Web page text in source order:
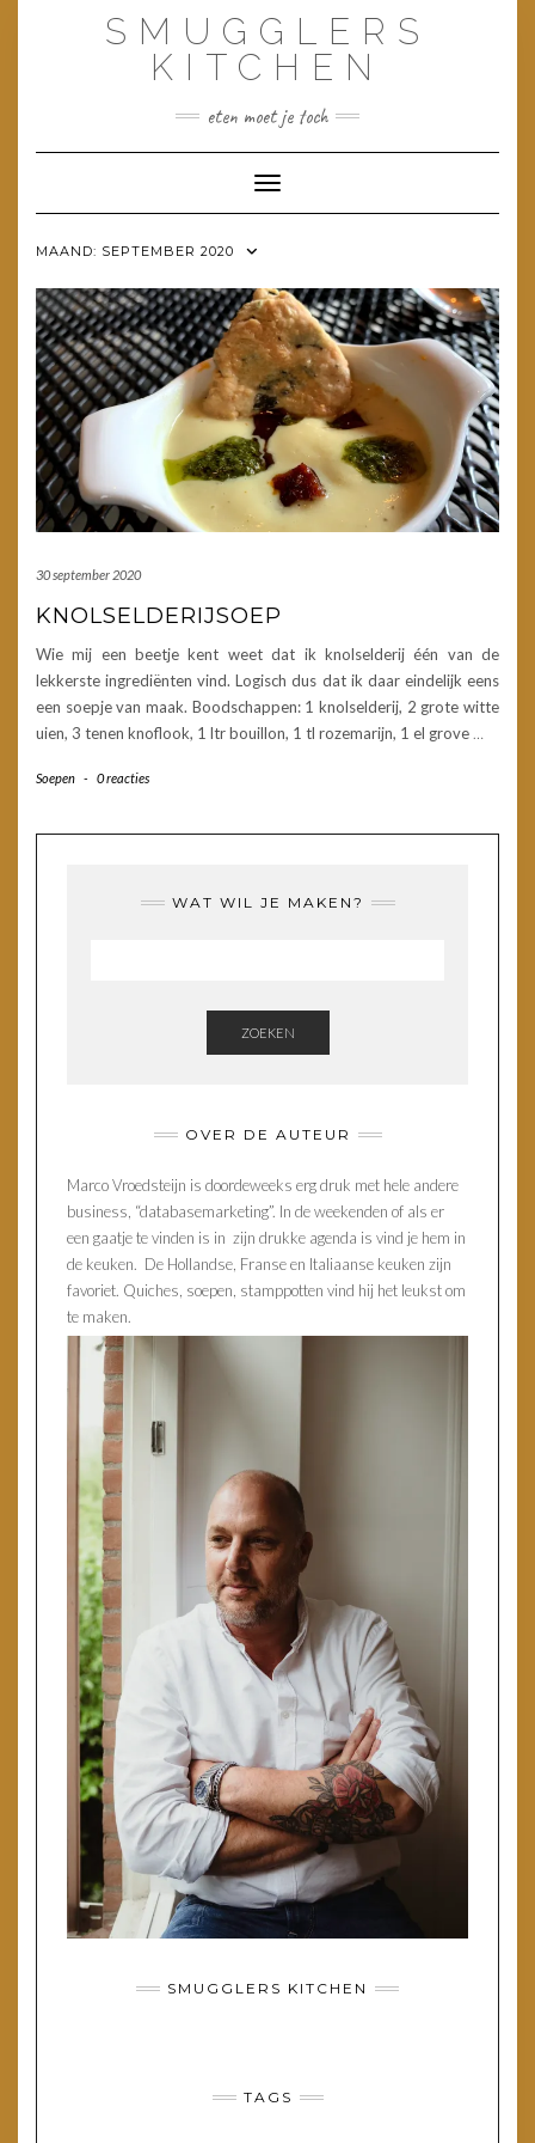
SMUGGLERS
KITCHEN
eten moet je toch
Toggle navigatie
MAAND: SEPTEMBER 2020
30 september 2020
KNOLSELDERIJSOEP
Wie mij een beetje kent weet dat ik knolselderij één van de
lekkerste ingrediënten vind. Logisch dus dat ik daar eindelijk eens
een soepje van maak. Boodschappen: 1 knolselderij, 2 grote witte
uien, 3 tenen knoflook, 1 ltr bouillon, 1 tl rozemarijn, 1 el grove…
Soepen - 0 reacties
WAT WIL JE MAKEN?
ZOEKEN
OVER DE AUTEUR
Marco Vroedsteijn is doordeweeks erg druk met hele andere
business, “databasemarketing”. In de weekenden of als er
een gaatje te vinden is in zijn drukke agenda is vind je hem in
de keuken. De Hollandse, Franse en Italiaanse keuken zijn
favoriet. Quiches, soepen, stamppotten vind hij het leukst om
te maken.
SMUGGLERS KITCHEN
TAGS